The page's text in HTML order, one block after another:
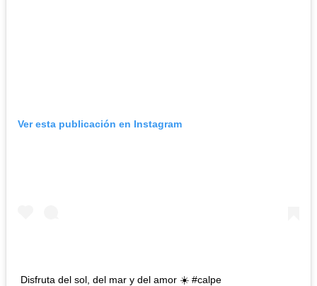
Ver esta publicación en Instagram
Disfruta del sol, del mar y del amor ☀️ #calpe